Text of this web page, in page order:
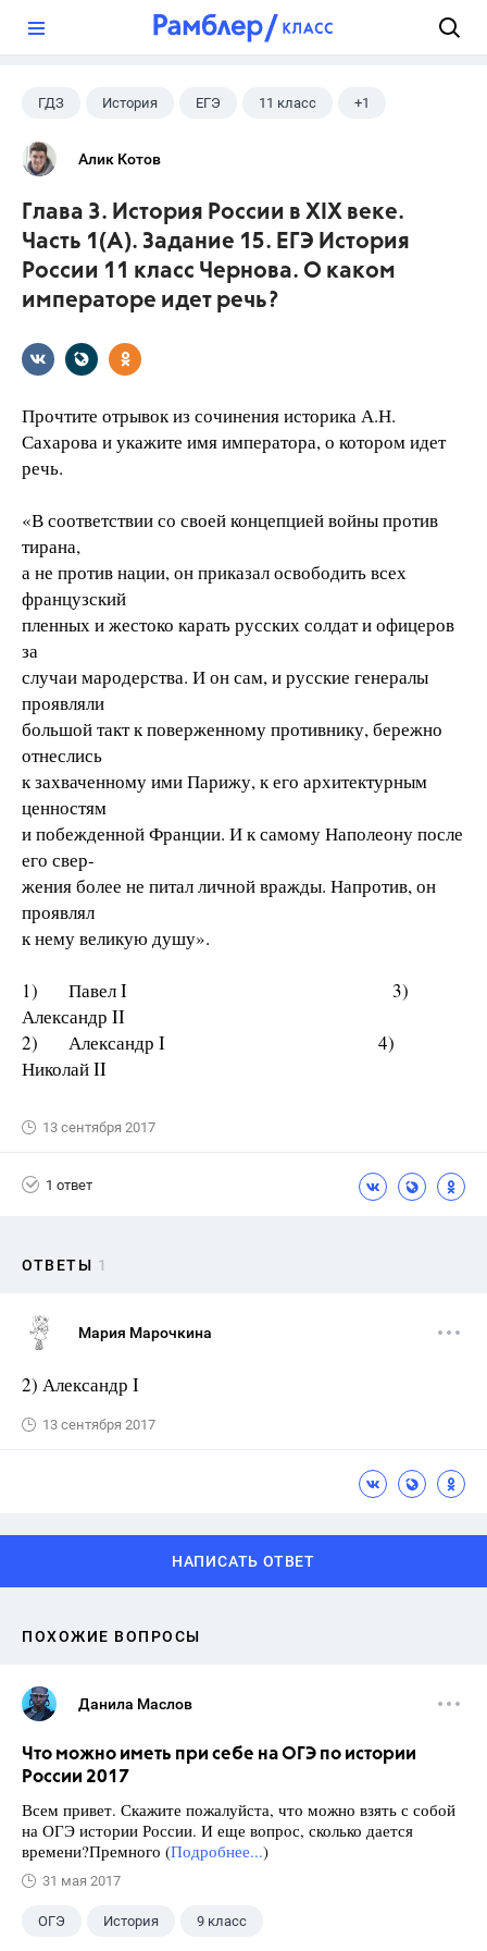
ГДЗ История ЕГЭ 11 класс +1
Чернова М.Н.
Алик Котов
Глава 3. История России в XIX веке.
Часть 1(A). Задание 15. ЕГЭ История
России 11 класс Чернова. О каком
императоре идет речь?
Прочтите отрывок из сочинения историка А.Н.
Сахарова и укажите имя императора, о котором идет
речь.
«В соответствии со своей концепцией войны против
тирана,
а не против нации, он приказал освободить всех
французский
пленных и жестоко карать русских солдат и офицеров
за
случаи мародерства. И он сам, и русские генералы
проявляли
большой такт к поверженному противнику, бережно
отнеслись
к захваченному ими Парижу, к его архитектурным
ценностям
и побежденной Франции. И к самому Наполеону после
его свер-
жения более не питал личной вражды. Напротив, он
проявлял
к нему великую душу».
1) Павел I 3)
Александр II
2) Александр I 4)
Николай II
13 сентября 2017
1 ответ
ОТВЕТЫ 1
Мария Марочкина
2) Александр I
13 сентября 2017
НАПИСАТЬ ОТВЕТ
ПОХОЖИЕ ВОПРОСЫ
Данила Маслов
Что можно иметь при себе на ОГЭ по истории
России 2017
Всем привет. Скажите пожалуйста, что можно взять с собой
на ОГЭ истории России. И еще вопрос, сколько дается
времени?Премного (Подробнее...)
31 мая 2017
ОГЭ История 9 класс